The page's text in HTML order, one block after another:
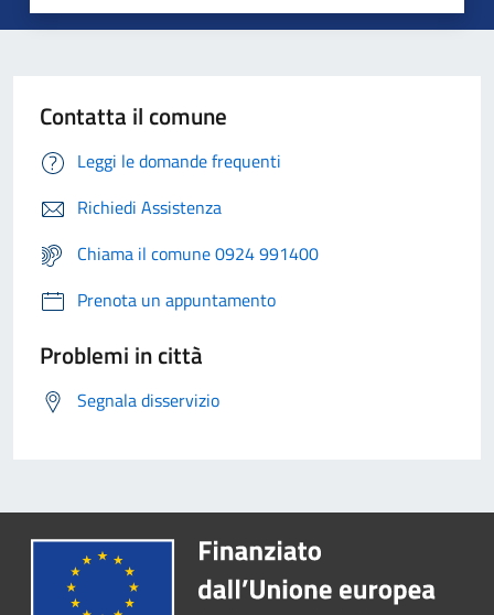
Contatta il comune
Leggi le domande frequenti
Richiedi Assistenza
Chiama il comune 0924 991400
Prenota un appuntamento
Problemi in città
Segnala disservizio